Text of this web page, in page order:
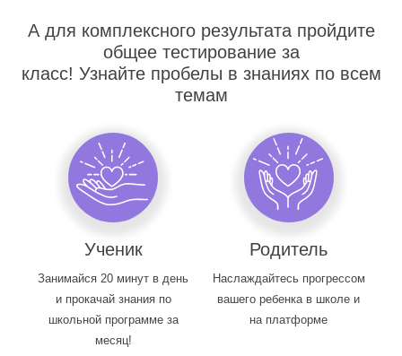
А для комплексного результата пройдите
общее тестирование за
класс! Узнайте пробелы в знаниях по всем
темам
Ученик
Занимайся 20 минут в день
и прокачай знания по
школьной программе за
месяц!
Родитель
Наслаждайтесь прогрессом
вашего ребенка в школе и
на платформе